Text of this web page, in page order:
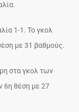
1-1. Το γκολ
με 31 βαθμούς.
στα γκολ των
6η θέση με 27